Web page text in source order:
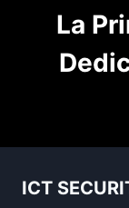
La
ICT